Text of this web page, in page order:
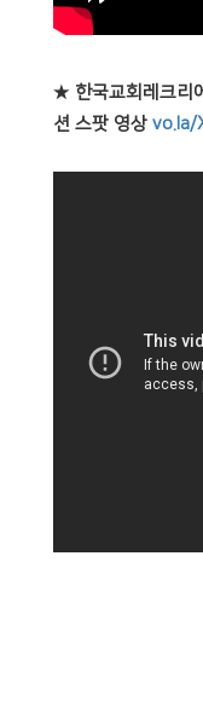
★ 한국교회레크리
션 스팟 영상 vo.la/